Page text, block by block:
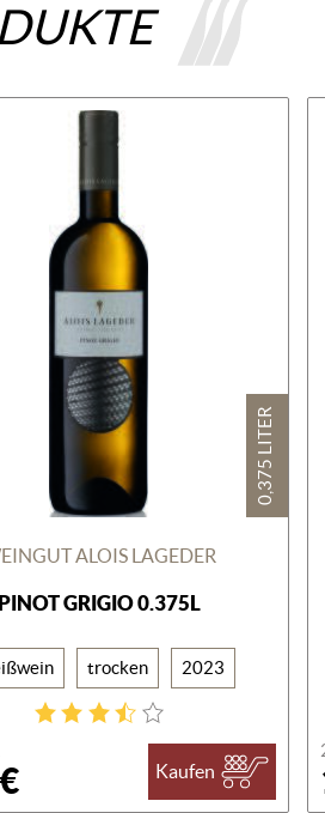
0,375 LITER
ALOIS LAGEDER
PINOT GRIGIO 0.375L
trocken 2023
Kaufen